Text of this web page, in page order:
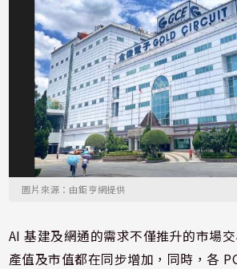
圖片來源：由鉅亨網提供
AI 基建及網通的需求不僅推升的市場
產值及市值都在同步增加，同時，各